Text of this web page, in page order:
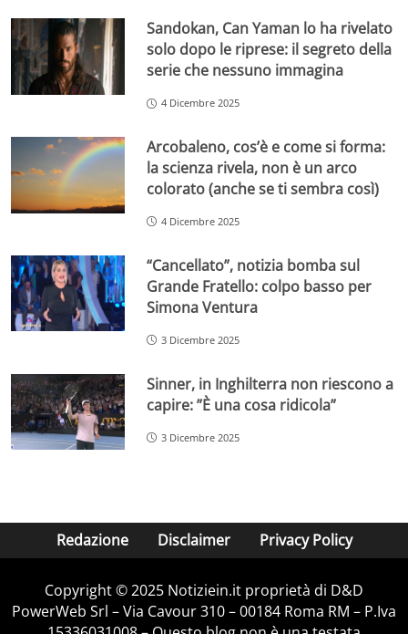
Sandokan, Can Yaman lo ha rivelato
solo dopo le riprese: il segreto della
serie che nessuno immagina
4 Dicembre 2025
Arcobaleno, cos’è e come si forma:
la scienza rivela, non è un arco
colorato (anche se ti sembra così)
4 Dicembre 2025
“Cancellato”, notizia bomba sul
Grande Fratello: colpo basso per
Simona Ventura
3 Dicembre 2025
Sinner, in Inghilterra non riescono a
capire: ”È una cosa ridicola”
3 Dicembre 2025
Redazione Disclaimer Privacy Policy
Copyright © 2025 Notiziein.it proprietà di D&D
PowerWeb Srl – Via Cavour 310 – 00184 Roma RM – P.Iva